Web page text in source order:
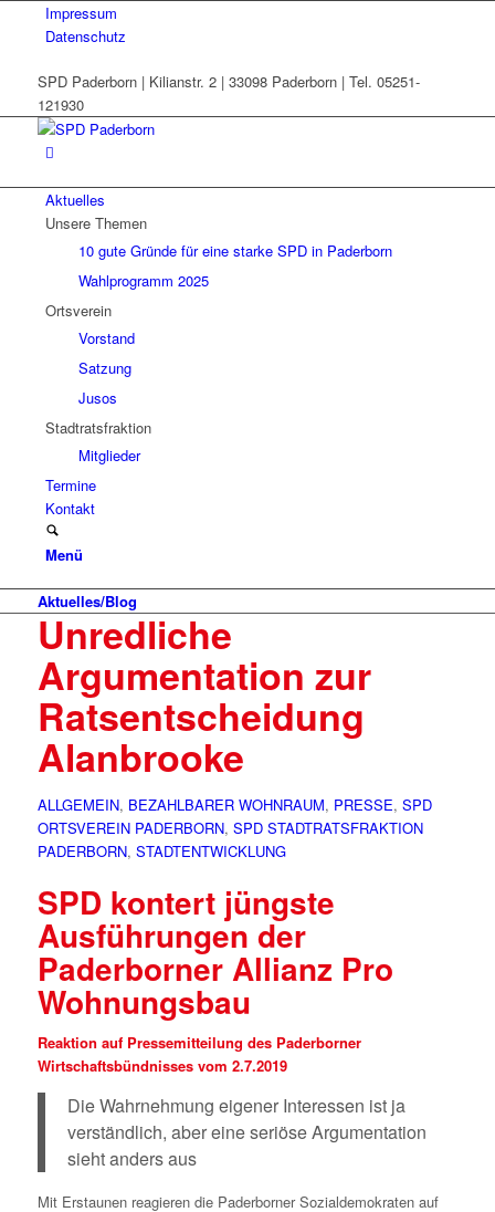
Impressum
Datenschutz
SPD Paderborn | Kilianstr. 2 | 33098 Paderborn | Tel. 05251-
121930
Aktuelles
Unsere Themen
10 gute Gründe für eine starke SPD in Paderborn
Wahlprogramm 2025
Ortsverein
Vorstand
Satzung
Jusos
Stadtratsfraktion
Mitglieder
Termine
Kontakt
Menü
Aktuelles/Blog
Unredliche
Argumentation zur
Ratsentscheidung
Alanbrooke
ALLGEMEIN, BEZAHLBARER WOHNRAUM, PRESSE, SPD
ORTSVEREIN PADERBORN, SPD STADTRATSFRAKTION
PADERBORN, STADTENTWICKLUNG
SPD kontert jüngste
Ausführungen der
Paderborner Allianz Pro
Wohnungsbau
Reaktion auf Pressemitteilung des Paderborner
Wirtschaftsbündnisses vom 2.7.2019
Die Wahrnehmung eigener Interessen ist ja
verständlich, aber eine seriöse Argumentation
sieht anders aus
Mit Erstaunen reagieren die Paderborner Sozialdemokraten auf